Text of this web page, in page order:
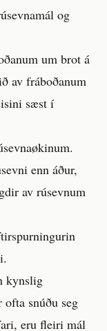
og
um brot á
av fráboðanum
sæst í
enn áður,
av rúsevnum
kynslig
snúðu seg
eru fleiri mál